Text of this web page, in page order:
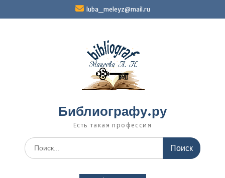
luba_meleyz@mail.ru
Библиографу.ру
Есть такая профессия
Поиск
по: